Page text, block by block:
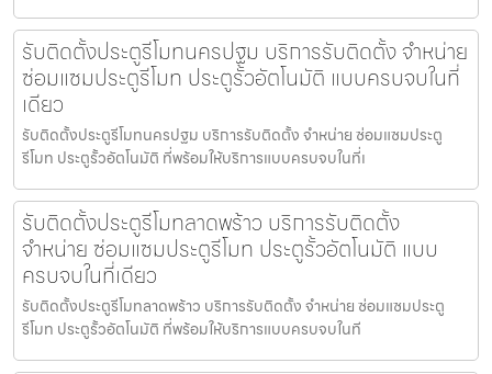
รับติดตั้งประตูรีโมทนครปฐม บริการรับติดตั้ง จำหน่าย
ซ่อมแซมประตูรีโมท ประตูรั้วอัตโนมัติ แบบครบจบในที่
เดียว
รับติดตั้งประตูรีโมทนครปฐม บริการรับติดตั้ง จำหน่าย ซ่อมแซมประตู
รีโมท ประตูรั้วอัตโนมัติ ที่พร้อมให้บริการแบบครบจบในที่เ
รับติดตั้งประตูรีโมทลาดพร้าว บริการรับติดตั้ง
จำหน่าย ซ่อมแซมประตูรีโมท ประตูรั้วอัตโนมัติ แบบ
ครบจบในที่เดียว
รับติดตั้งประตูรีโมทลาดพร้าว บริการรับติดตั้ง จำหน่าย ซ่อมแซมประตู
รีโมท ประตูรั้วอัตโนมัติ ที่พร้อมให้บริการแบบครบจบในที